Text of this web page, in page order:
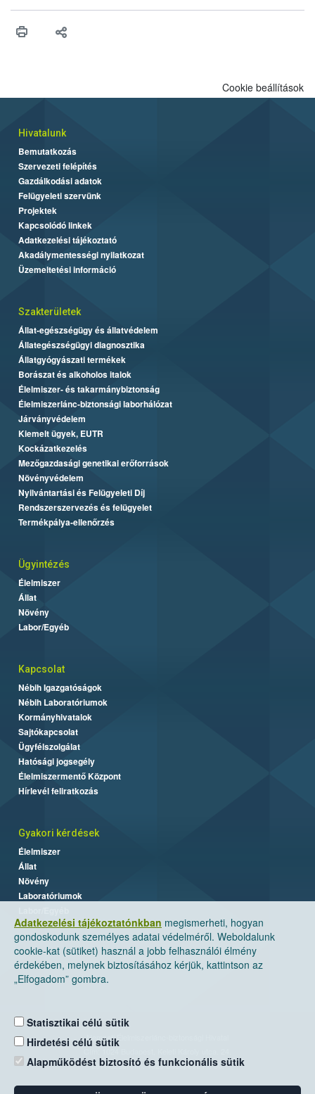
érésű szőlőkben is legyen lehetőség a károsító elleni további
felhasználók számára is elérhető és ökológiai termesztésben is
Adatkezelési tájékoztatónkban megismerheti, hogyan
gondoskodunk személyes adatai védelméről. Weboldalunk
cookie-kat (sütiket) használ a jobb felhasználói élmény
érdekében, melynek biztosításához kérjük, kattintson az
„Elfogadom” gombra.
Statisztikai célú sütik
Hirdetési célú sütik
Alapműködést biztosító és funkcionális sütik
Cookie beállítások
Hivatalunk
Bemutatkozás
Szervezeti felépítés
Gazdálkodási adatok
Felügyeleti szervünk
Projektek
Kapcsolódó linkek
Adatkezelési tájékoztató
Akadálymentességi nyilatkozat
Üzemeltetési információ
Szakterületek
Állat-egészségügy és állatvédelem
Állategészségügyi diagnosztika
Állatgyógyászati termékek
Borászat és alkoholos italok
Élelmiszer- és takarmánybiztonság
Élelmiszerlánc-biztonsági laborhálózat
Járványvédelem
Kiemelt ügyek, EUTR
Kockázatkezelés
Mezőgazdasági genetikai erőforrások
Növényvédelem
Nyilvántartási és Felügyeleti Díj
Rendszerszervezés és felügyelet
Termékpálya-ellenőrzés
Ügyintézés
Élelmiszer
Állat
Növény
Labor/Egyéb
Kapcsolat
Nébih Igazgatóságok
Nébih Laboratóriumok
Kormányhivatalok
Sajtókapcsolat
Ügyfélszolgálat
Hatósági jogsegély
Élelmiszermentő Központ
Hírlevél feliratkozás
Gyakori kérdések
Élelmiszer
Állat
Növény
Laboratóriumok
Nemzeti Élelmiszerlánc-biztonsági Hivatal
Levelezési cím: 1525 Budapest. Pf. 30.